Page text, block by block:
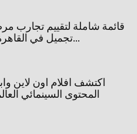
قائمة شاملة لتقييم تجارب
تجميل في القاهرة قبل اتخاذ...
اكتشف افلام اون لاين
المحتوى السينمائي